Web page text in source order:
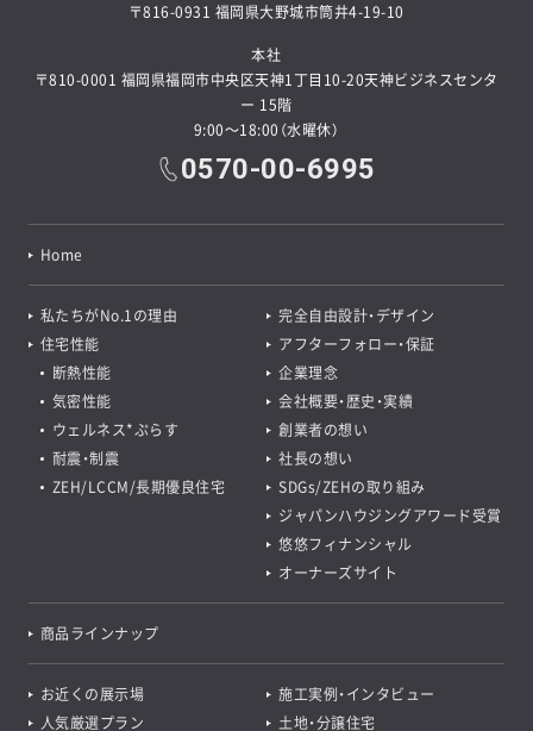
良質プラン50選から
無料で会員限定プランも見たい!
プレミアム会員登録をする
〒816-0931 福岡県大野城市筒井4-19-10
本社
〒810-0001 福岡県福岡市中央区天神1丁目10-20天神ビジネスセンタ
ー 15階
9:00～18:00（水曜休）
0570-00-6995
Home
私たちがNo.1の理由
完全自由設計・デザイン
住宅性能
断熱性能
気密性能
ウェルネス*ぷらす
耐震・制震
ZEH/LCCM/長期優良住宅
アフターフォロー・保証
企業理念
会社概要・歴史・実績
創業者の想い
社長の想い
SDGs/ZEHの取り組み
ジャパンハウジングアワード受賞
悠悠フィナンシャル
オーナーズサイト
商品ラインナップ
お近くの展示場
施工実例・インタビュー
人気厳選プラン
土地・分譲住宅